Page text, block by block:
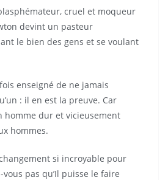
cruel et moqueur
devint un pasteur
le bien des gens et se voulant
enseigné de ne jamais
: il en est la preuve. Car
homme dur et vicieusement
hommes.
si incroyable pour
pas qu’Il puisse le faire